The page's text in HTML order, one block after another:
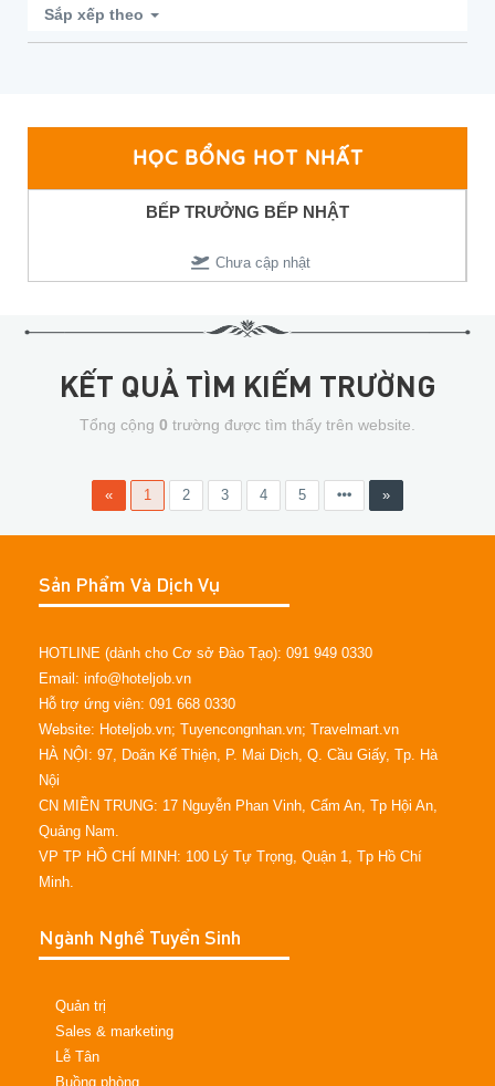
Sắp xếp theo
HỌC BỔNG HOT NHẤT
BẾP TRƯỞNG BẾP NHẬT
Chưa cập nhật
KẾT QUẢ TÌM KIẾM TRƯỜNG
Tổng cộng 0 trường được tìm thấy trên website.
« 1 2 3 4 5 »
Sản Phẩm Và Dịch Vụ
HOTLINE (dành cho Cơ sở Đào Tạo): 091 949 0330
Email: info@hoteljob.vn
Hỗ trợ ứng viên: 091 668 0330
Website: Hoteljob.vn; Tuyencongnhan.vn; Travelmart.vn
HÀ NỘI: 97, Doãn Kế Thiện, P. Mai Dịch, Q. Cầu Giấy, Tp. Hà
Nội
CN MIỀN TRUNG: 17 Nguyễn Phan Vinh, Cẩm An, Tp Hội An,
Quảng Nam.
VP TP HỒ CHÍ MINH: 100 Lý Tự Trọng, Quận 1, Tp Hồ Chí
Minh.
Ngành Nghề Tuyển Sinh
Quản trị
Sales & marketing
Lễ Tân
Buồng phòng